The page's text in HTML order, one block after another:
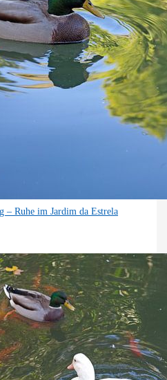
– Ruhe im Jardim da Estrela